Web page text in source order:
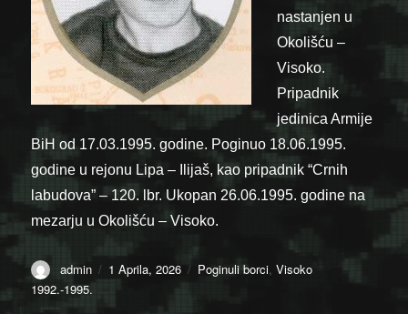
nastanjen u
Okolišću –
Visoko.
Pripadnik
jedinica Armije
BiH od 17.03.1995. godine. Poginuo 18.06.1995.
godine u rejonu Lipa – Ilijaš, kao pripadnik “Crnih
labudova” – 120. lbr. Ukopan 26.06.1995. godine na
mezarju u Okolišću – Visoko.
Author
admin
Posted
1 Aprila, 2026 Categories
Poginuli borci,Visoko
1992.-1995.